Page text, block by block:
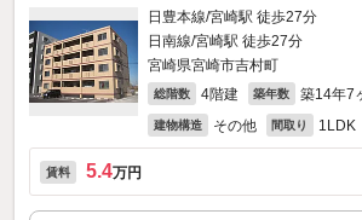
日豊本線/宮崎駅 徒歩27分
日南線/宮崎駅 徒歩27分
宮崎県宮崎市吉村町
総階数 4階建 築年数 築14年7
建物構造 その他 間取り 1LDK
賃料 5.4万円